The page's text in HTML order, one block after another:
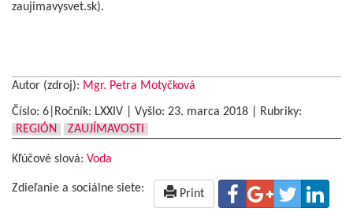
zaujimavysvet.sk).
Autor (zdroj): Mgr. Petra Motyčková
Číslo: 6|Ročník: LXXIV | Vyšlo: 23. marca 2018
Rubriky:
REGIÓN
ZAUJÍMAVOSTI
Kľúčové slová: Voda
Zdieľanie a sociálne siete: Print